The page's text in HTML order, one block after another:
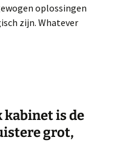
oplossingen
zijn. Whatever
kabinet is de
grot,